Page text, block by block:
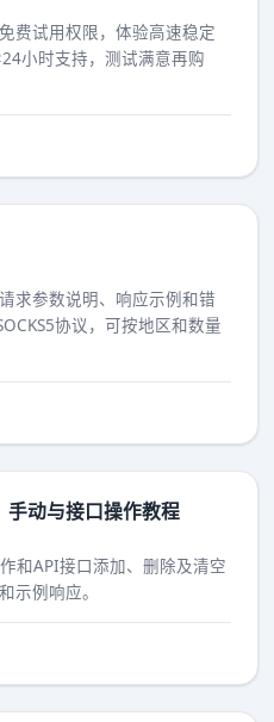
费试用权限，体验高速稳定
小时支持，测试满意再购
求参数说明、响应示例和错
协议，可按地区和数量
动与接口操作教程
和API接口添加、删除及清空
示例响应。